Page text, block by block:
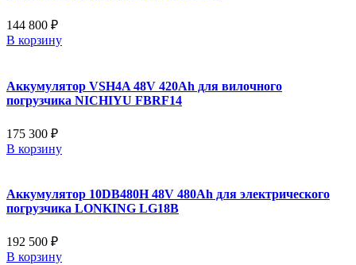
144 800 ₽
В корзину
Аккумулятор VSH4A 48V 420Ah для вилочного
погрузчика NICHIYU FBRF14
175 300 ₽
В корзину
Аккумулятор 10DB480H 48V 480Ah для электрического
погрузчика LONKING LG18B
192 500 ₽
В корзину